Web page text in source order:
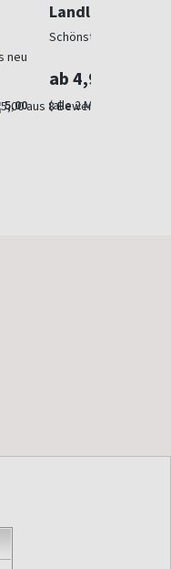
neu
5,00
Landlust
Schönstes Landleben
ab 4,97 €
(alle 2 Monate)